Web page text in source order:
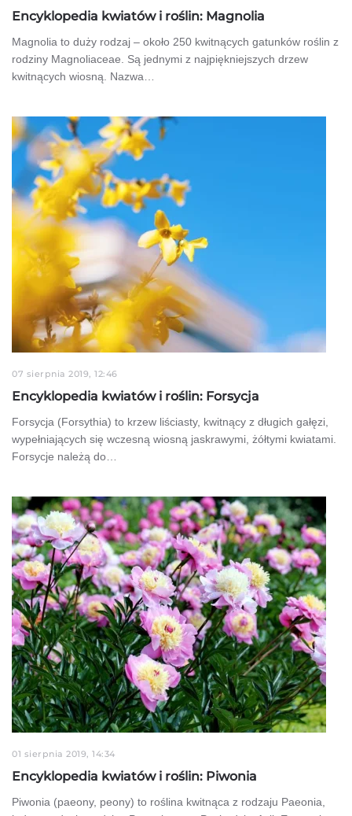
Encyklopedia kwiatów i roślin: Magnolia
Magnolia to duży rodzaj – około 250 kwitnących gatunków roślin z
rodziny Magnoliaceae. Są jednymi z najpiękniejszych drzew
kwitnących wiosną. Nazwa…
07 sierpnia 2019, 12:46
Encyklopedia kwiatów i roślin: Forsycja
Forsycja (Forsythia) to krzew liściasty, kwitnący z długich gałęzi,
wypełniających się wczesną wiosną jaskrawymi, żółtymi kwiatami.
Forsycje należą do…
01 sierpnia 2019, 14:34
Encyklopedia kwiatów i roślin: Piwonia
Piwonia (paeony, peony) to roślina kwitnąca z rodzaju Paeonia,